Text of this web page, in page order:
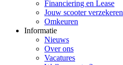
Financiering en Lease
Jouw scooter verzekeren
Omkeuren
Informatie
Nieuws
Over ons
Vacatures